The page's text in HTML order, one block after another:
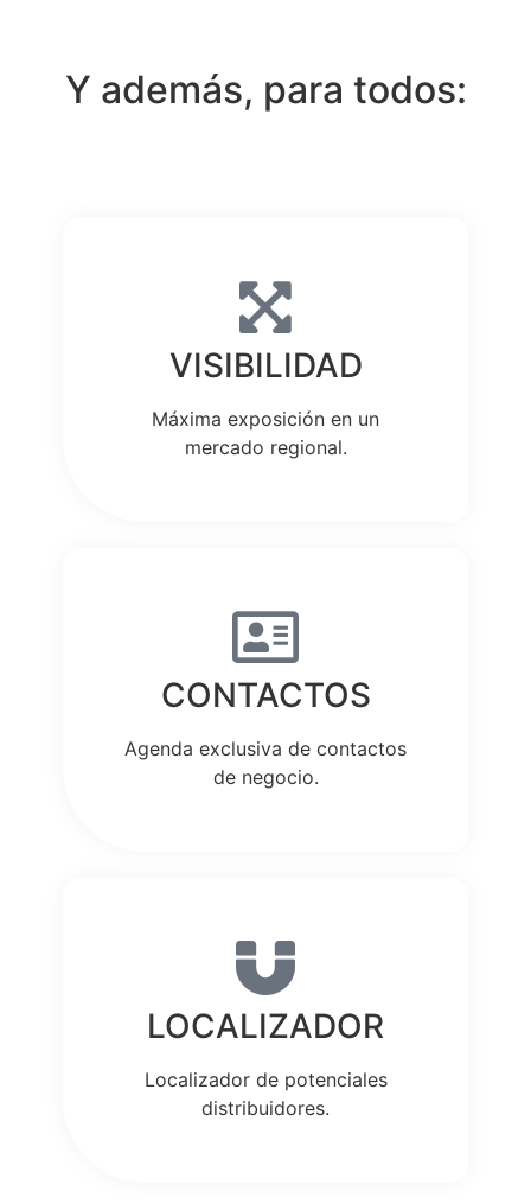
Y además, para todos:
VISIBILIDAD
Máxima exposición en un
mercado regional.
CONTACTOS
Agenda exclusiva de contactos
de negocio.
LOCALIZADOR
Localizador de potenciales
distribuidores.